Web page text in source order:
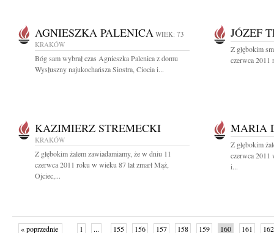
AGNIESZKA PALENICA WIEK: 73
KRAKÓW
Bóg sam wybrał czas Agnieszka Palenica z domu
Wysłuszny najukochańsza Siostra, Ciocia i...
JÓZEF
Z głębokim
czerwca 2011
KAZIMIERZ STREMECKI
KRAKÓW
Z głębokim żalem zawiadamiamy, że w dniu 11
czerwca 2011 roku w wieku 87 lat zmarł Mąż,
Ojciec,...
MARIA
Z głębokim
czerwca 2011
i...
« poprzednie 1 ... 155 156 157 158 159 160 161 162